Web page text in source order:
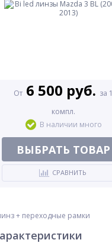
+ переходные рамки
От 6 500 руб. за 1
компл.
В наличии много
ВЫБРАТЬ ТОВАР
СРАВНИТЬ